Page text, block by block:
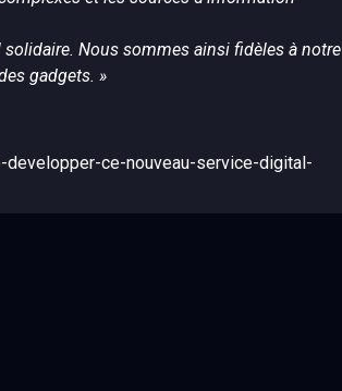
Nous sommes ainsi fidèles à notre
gadgets. »
ce-nouveau-service-digital-